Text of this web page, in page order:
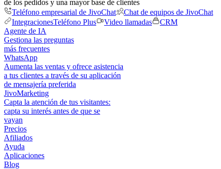
de los pedidos y una mayor base de clientes
Teléfono empresarial de JivoChat
Chat de equipos de JivoChat
IntegracionesTeléfono Plus Video llamadas
CRM
Agente de IA
Gestiona las preguntas
más frecuentes
WhatsApp
Aumenta las ventas y ofrece asistencia
a tus clientes a través de su aplicación
de mensajería preferida
JivoMarketing
Capta la atención de tus visitantes:
capta su interés antes de que se
vayan
Precios
Afiliados
Ayuda
Aplicaciones
Blog